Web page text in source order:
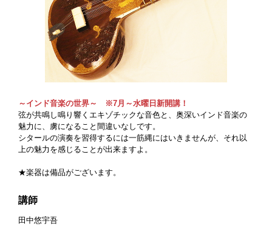
～インド音楽の世界～ ※7月～水曜日新開講！
弦が共鳴し鳴り響くエキゾチックな音色と、奥深いインド音楽の
魅力に、虜になること間違いなしです。
シタールの演奏を習得するには一筋縄にはいきませんが、それ以
上の魅力を感じることが出来ますよ。
★楽器は備品がございます。
講師
田中悠宇吾